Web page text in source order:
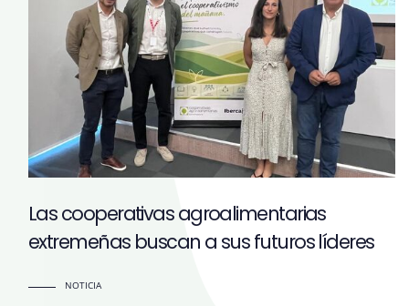
Las cooperativas agroalimentarias
extremeñas buscan a sus futuros líderes
NOTICIA